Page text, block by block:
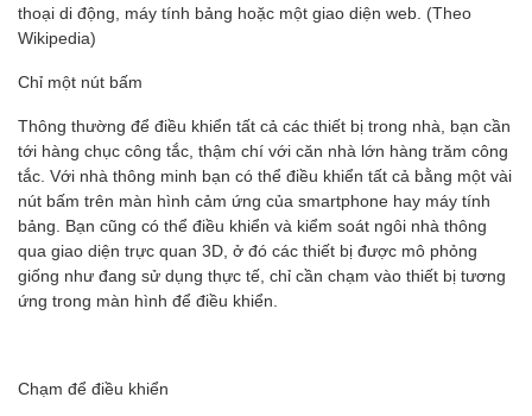
thoại di động, máy tính bảng hoặc một giao diện web. (Theo
Wikipedia)
Chỉ một nút bấm
Thông thường để điều khiển tất cả các thiết bị trong nhà, bạn cần
tới hàng chục công tắc, thậm chí với căn nhà lớn hàng trăm công
tắc. Với nhà thông minh bạn có thể điều khiển tất cả bằng một vài
nút bấm trên màn hình cảm ứng của smartphone hay máy tính
bảng. Bạn cũng có thể điều khiển và kiểm soát ngôi nhà thông
qua giao diện trực quan 3D, ở đó các thiết bị được mô phỏng
giống như đang sử dụng thực tế, chỉ cần chạm vào thiết bị tương
ứng trong màn hình để điều khiển.
Chạm để điều khiển